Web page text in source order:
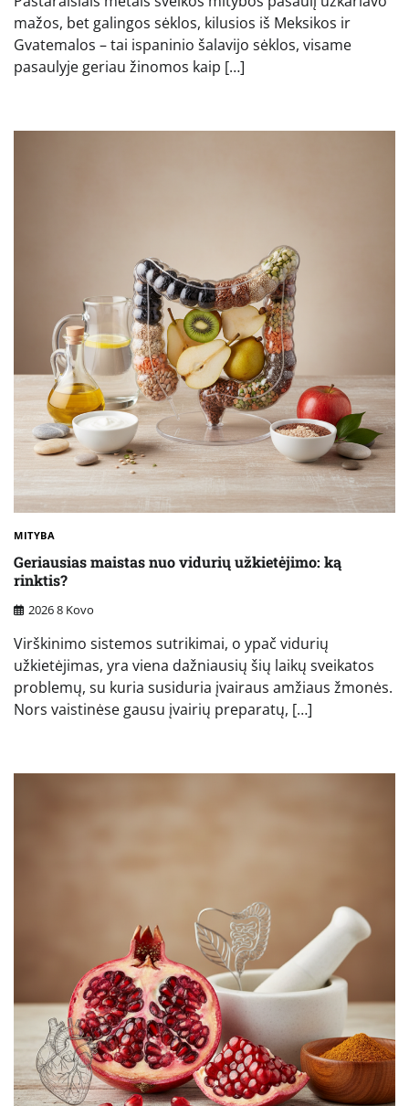
mažos, bet galingos sėklos, kilusios iš Meksikos ir
Gvatemalos – tai ispaninio šalavijo sėklos, visame
pasaulyje geriau žinomos kaip […]
MITYBA
Geriausias maistas nuo vidurių užkietėjimo: ką
rinktis?
2026 8 Kovo
Virškinimo sistemos sutrikimai, o ypač vidurių
užkietėjimas, yra viena dažniausių šių laikų sveikatos
problemų, su kuria susiduria įvairaus amžiaus žmonės.
Nors vaistinėse gausu įvairių preparatų, […]